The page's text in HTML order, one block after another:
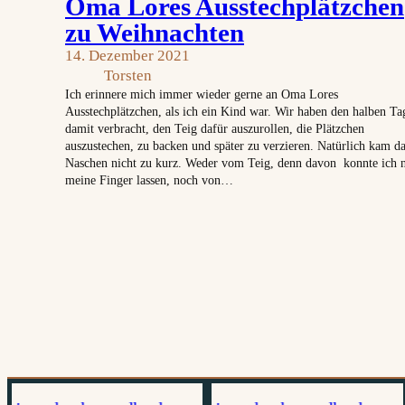
Oma Lores Ausstechplätzchen
zu Weihnachten
14. Dezember 2021
Torsten
Ich erinnere mich immer wieder gerne an Oma Lores
Ausstechplätzchen, als ich ein Kind war. Wir haben den halben
damit verbracht, den Teig dafür auszurollen, die Plätzchen
auszustechen, zu backen und später zu verzieren. Natürlich kam
Naschen nicht zu kurz. Weder vom Teig, denn davon konnte ich
meine Finger lassen, noch von…